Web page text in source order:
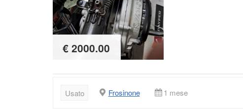
€ 2000.00
Usato Frosinone 1 mese